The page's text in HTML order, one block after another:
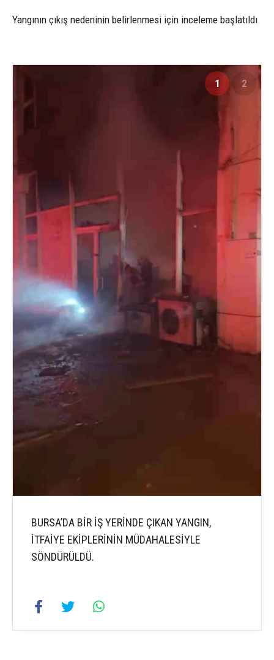
Yangının çıkış nedeninin belirlenmesi için inceleme başlatıldı.
1 2
BURSA’DA BİR İŞ YERİNDE ÇIKAN YANGIN,
İTFAİYE EKİPLERİNİN MÜDAHALESİYLE
SÖNDÜRÜLDÜ.